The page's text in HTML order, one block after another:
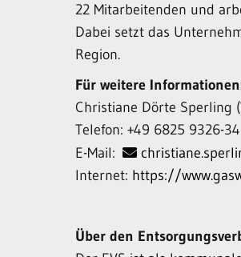
22 Mitarbeitenden und
Dabei setzt das
Region.
Für weitere
Christiane Dörte Sperling
Telefon: +49 6825 9326-34
E-Mail:
Internet: https://
Über den